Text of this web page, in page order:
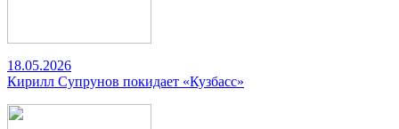
18.05.2026
Кирилл Супрунов покидает «Кузбасс»